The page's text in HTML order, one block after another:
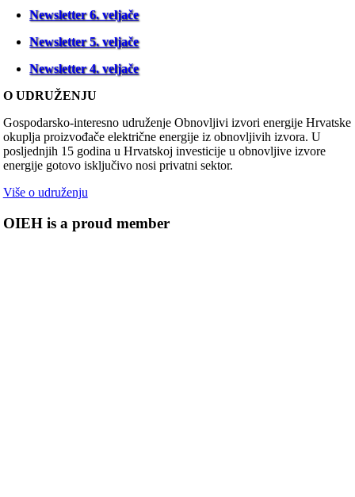
Newsletter 6. veljače
Newsletter 5. veljače
Newsletter 4. veljače
O UDRUŽENJU
Gospodarsko-interesno udruženje Obnovljivi izvori energije Hrvatske
okuplja proizvođače električne energije iz obnovljivih izvora. U
posljednjih 15 godina u Hrvatskoj investicije u obnovljive izvore
energije gotovo isključivo nosi privatni sektor.
Više o udruženju
OIEH is a proud member